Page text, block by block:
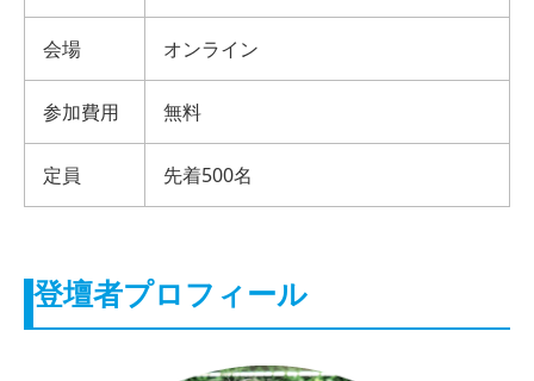
会場 オンライン
参加費用 無料
定員 先着500名
登壇者プロフィール